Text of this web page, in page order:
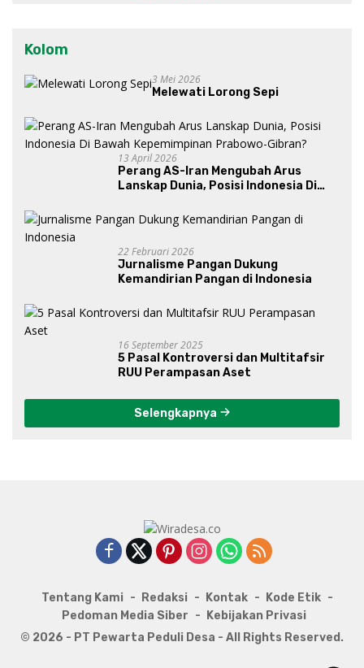
Kolom
3 Mei 2026
Melewati Lorong Sepi
13 April 2026
Perang AS-Iran Mengubah Arus
Lanskap Dunia, Posisi Indonesia Di
Gibran?
22 Februari 2026
Jurnalisme Pangan Dukung
Kemandirian Pangan di Indonesia
16 September 2025
5 Pasal Kontroversi dan Multitafsir
RUU Perampasan Aset
Selengkapnya
Tentang Kami Redaksi Kontak
Kode Etik
Pedoman Media Siber
Kebijakan Privasi
© 2026 - PT Pewarta Peduli Desa - All Rights Reserved.